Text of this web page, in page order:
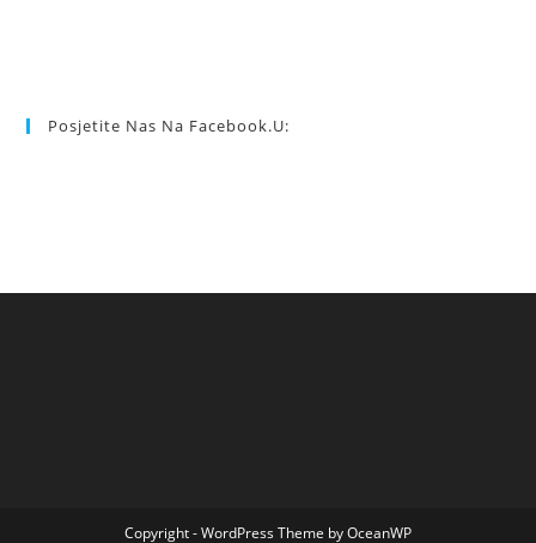
Posjetite Nas Na Facebook.u:
Copyright - WordPress Theme by OceanWP